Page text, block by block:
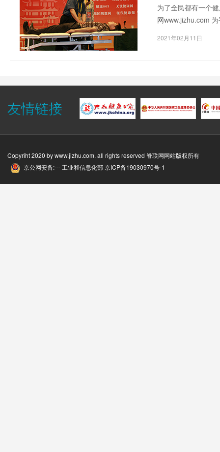
为了全民都有一个
网www.jizhu.com
2021年02月11日
友情链接
Copyriht 2020 bywww.jizhu.com. all rights reserved 脊联网网站版权所有
京公网安备:--- 工业和信息化部京ICP备19030970号-1